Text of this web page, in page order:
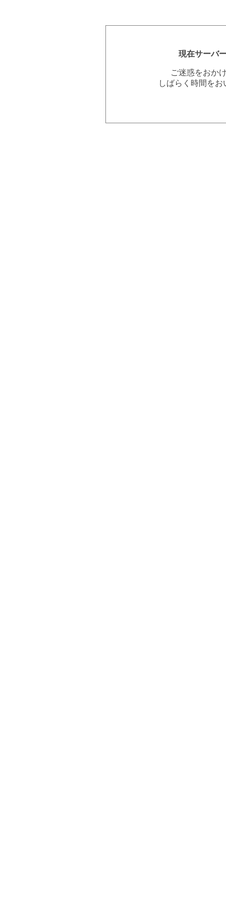
現在サーバ
ご迷惑をおか
しばらく時間を